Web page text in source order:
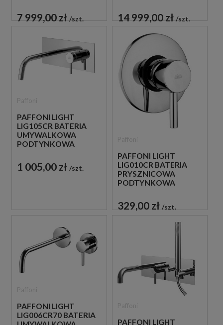
7 999,00 zł szt. 14 999,00 zł szt.
PAFFONI LIGHT
LIG105CR BATERIA
UMYWALKOWA
PODTYNKOWA
CHROM
1 005,00 zł szt.
PAFFONI LIGHT
LIG010CR BATERIA
PRYSZNICOWA
PODTYNKOWA
CHROM
329,00 zł szt.
PAFFONI LIGHT
LIG006CR70 BATERIA
PAFFONI LIGHT